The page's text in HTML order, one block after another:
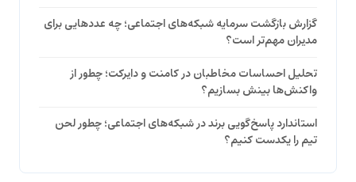
گزارش بازگشت سرمایه شبکه‌های اجتماعی؛ چه عددهایی برای
مدیران مهم‌تر است؟
تحلیل احساسات مخاطبان در کامنت و دایرکت؛ چطور از
واکنش‌ها بینش بسازیم؟
استاندارد پاسخ‌گویی برند در شبکه‌های اجتماعی؛ چطور لحن
تیم را یکدست کنیم؟